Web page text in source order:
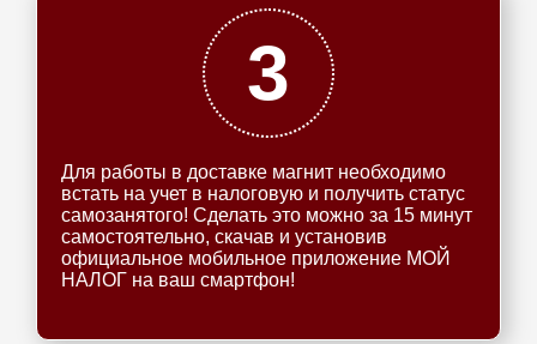
3
Для работы в доставке магнит необходимо
встать на учет в налоговую и получить статус
самозанятого! Сделать это можно за 15 минут
самостоятельно, скачав и установив
официальное мобильное приложение МОЙ
НАЛОГ на ваш смартфон!